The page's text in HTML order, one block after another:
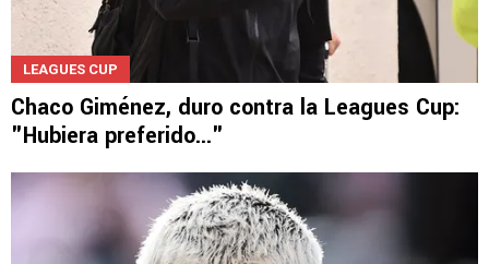
LEAGUES CUP
Chaco Giménez, duro contra la Leagues Cup:
"Hubiera preferido..."